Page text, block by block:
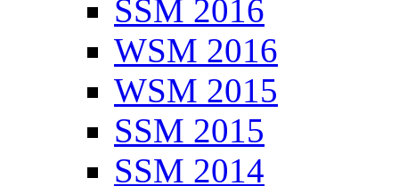
SSM 2016
WSM 2016
WSM 2015
SSM 2015
SSM 2014